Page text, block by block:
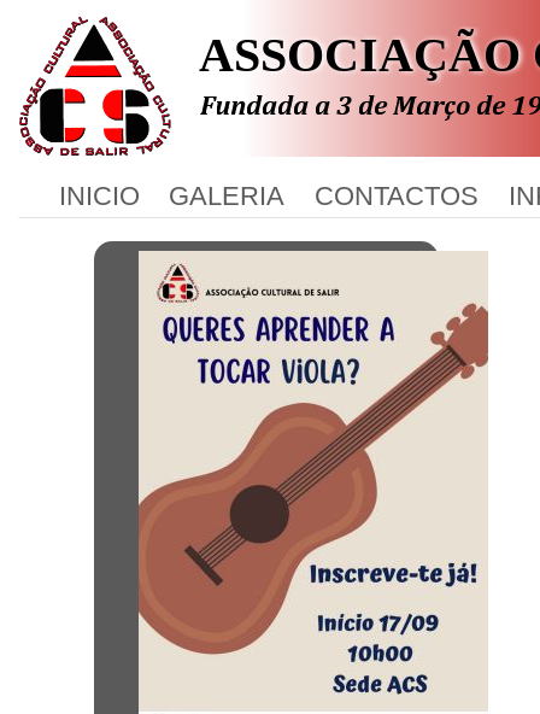
INICIO GALERIA CONTACTOS